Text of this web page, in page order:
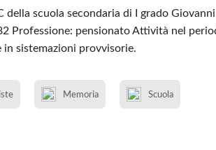
della scuola secondaria di I grado
Professione: pensionato Attività nel
in sistemazioni provvisorie.
Memoria Scuola